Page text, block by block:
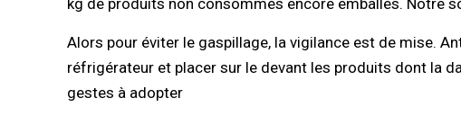
Alors pour éviter le gaspillage, la vigilance est de mise.
réfrigérateur et placer sur le devant les produits dont la
gestes à adopter